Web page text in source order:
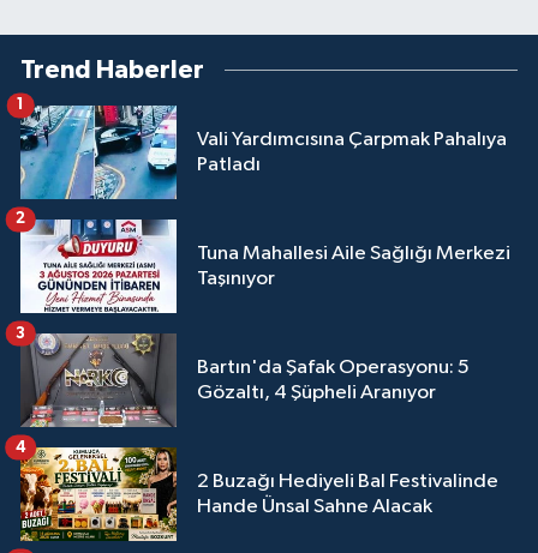
Trend Haberler
Vali Yardımcısına Çarpmak Pahalıya
Patladı
1
Tuna Mahallesi Aile Sağlığı Merkezi
Taşınıyor
2
Bartın'da Şafak Operasyonu: 5
Gözaltı, 4 Şüpheli Aranıyor
3
2 Buzağı Hediyeli Bal Festivalinde
Hande Ünsal Sahne Alacak
4